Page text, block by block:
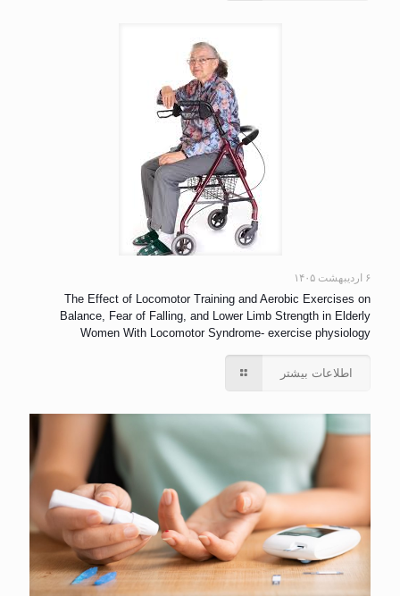
۶ اردیبهشت ۱۴۰۵
The Effect of Locomotor Training and Aerobic Exercises on
Balance, Fear of Falling, and Lower Limb Strength in Elderly
Women With Locomotor Syndrome- exercise physiology
اطلاعات بیشتر